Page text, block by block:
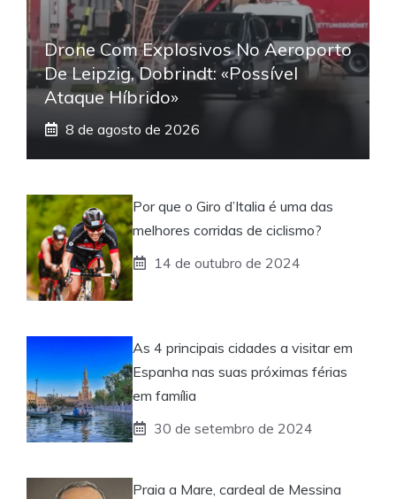
Drone Com Explosivos No Aeroporto
De Leipzig, Dobrindt: «Possível
Ataque Híbrido»
8 de agosto de 2026
Por que o Giro d’Italia é uma das
melhores corridas de ciclismo?
14 de outubro de 2024
As 4 principais cidades a visitar em
Espanha nas suas próximas férias
em família
30 de setembro de 2024
Praia a Mare, cardeal de Messina